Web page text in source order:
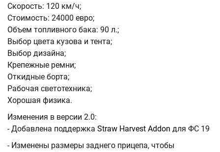
Скорость: 120 км/ч;
Стоимость: 24000 евро;
Объем топливного бака: 90 л.;
Выбор цвета кузова и тента;
Выбор дизайна;
Крепежные ремни;
Откидные борта;
Рабочая светотехника;
Хорошая физика.
Изменения в версии 2.0:
- Добавлена поддержка Straw Harvest Addon для ФС 19
- Изменены размеры заднего прицепа, чтобы